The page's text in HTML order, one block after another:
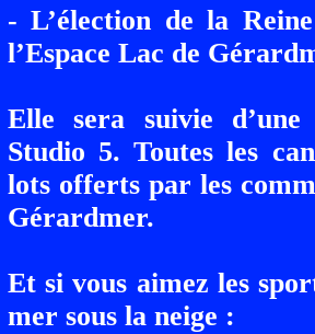
- L’élection de la
l’Espace Lac de
Elle sera suivie
Studio 5. Toutes les
lots offerts par les
Gérardmer.
Et si vous aimez les
mer sous la neige :